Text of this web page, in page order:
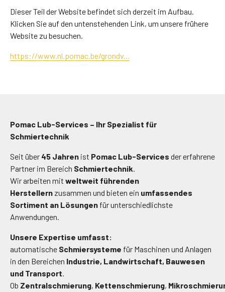
Dieser Teil der Website befindet sich derzeit im Aufbau.
Klicken Sie auf den untenstehenden Link, um unsere frühere
Website zu besuchen.
https://www.nl.pomac.be/grondv...
Pomac Lub-Services – Ihr Spezialist für
Schmiertechnik
Seit über 45 Jahren ist Pomac Lub-Services der erfahrene
Partner im Bereich Schmiertechnik.
Wir arbeiten mit weltweit führenden
Herstellern zusammen und bieten ein umfassendes
Sortiment an Lösungen für unterschiedlichste
Anwendungen.
Unsere Expertise umfasst:
automatische Schmiersysteme für Maschinen und Anlagen
in den Bereichen Industrie, Landwirtschaft, Bauwesen
und Transport.
Ob Zentralschmierung, Kettenschmierung,